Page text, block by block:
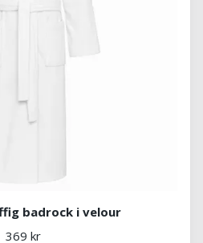
badrock i velour
369 kr